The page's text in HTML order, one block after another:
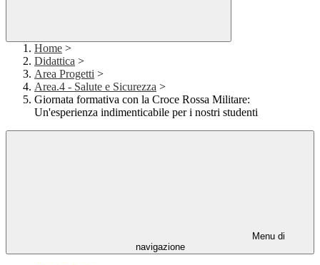
Home >
Didattica >
Area Progetti >
Area.4 - Salute e Sicurezza >
Giornata formativa con la Croce Rossa Militare:
Un'esperienza indimenticabile per i nostri studenti
Menu di
navigazione